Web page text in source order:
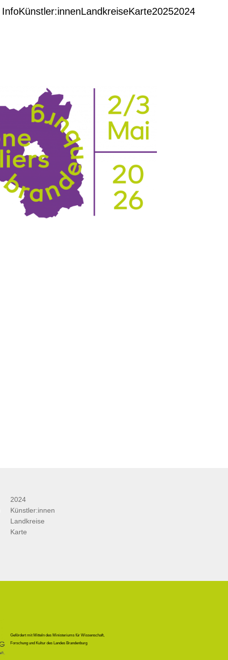
InfoKünstler:innenLandkreiseKarte20252024
2024
Künstler:innen
Landkreise
Karte
Gefördert mit Mitteln des Ministeriums für Wissenschaft,
Forschung und Kultur des Landes Brandenburg